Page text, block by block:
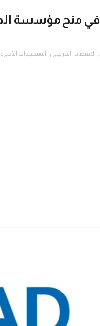
, الاقتصاد, الخريجين, المستجدات الأخيرة